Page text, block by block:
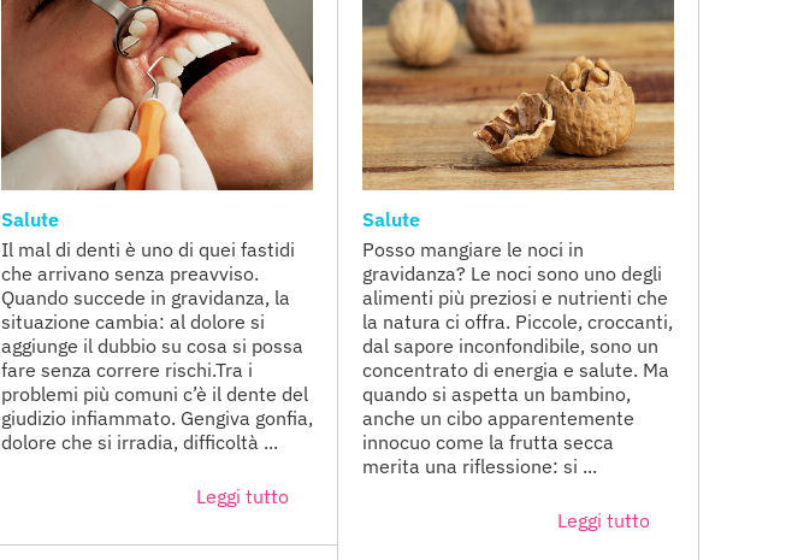
Salute
Il mal di denti è uno di quei fastidi
che arrivano senza preavviso.
Quando succede in gravidanza, la
situazione cambia: al dolore si
aggiunge il dubbio su cosa si possa
fare senza correre rischi.Tra i
problemi più comuni c’è il dente del
giudizio infiammato. Gengiva gonfia,
dolore che si irradia, difficoltà ...
Leggi tutto
Salute
Posso mangiare le noci in
gravidanza? Le noci sono uno degli
alimenti più preziosi e nutrienti che
la natura ci offra. Piccole, croccanti,
dal sapore inconfondibile, sono un
concentrato di energia e salute. Ma
quando si aspetta un bambino,
anche un cibo apparentemente
innocuo come la frutta secca
merita una riflessione: si ...
Leggi tutto